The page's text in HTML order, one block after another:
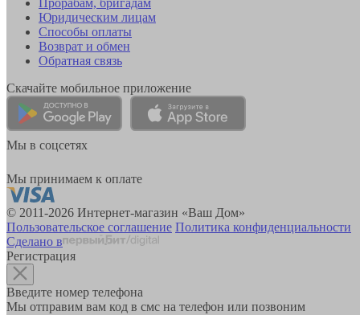
Юридическим лицам
Способы оплаты
Возврат и обмен
Обратная связь
Скачайте мобильное приложение
Мы в соцсетях
Мы принимаем к оплате
© 2011-2026 Интернет-магазин «Ваш Дом»
Пользовательское соглашение Политика конфиденциальности
Сделано в
Регистрация
Введите номер телефона
Мы отправим вам код в смс на телефон или позвоним